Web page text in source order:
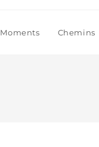
Moments Chemins